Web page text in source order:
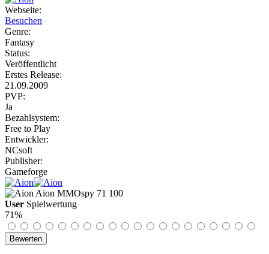
Webseite:
Besuchen
Genre:
Fantasy
Status:
Veröffentlicht
Erstes Release:
21.09.2009
PVP:
Ja
Bezahlsystem:
Free to Play
Entwickler:
NCsoft
Publisher:
Gameforge
Aion MMOspy 71 100
User Spielwertung
71%